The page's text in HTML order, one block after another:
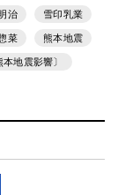
治 雪印乳業
菜 熊本地震
本地震影響〕